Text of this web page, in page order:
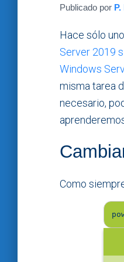
Publicado por
Hace sólo
Server 2019
Windows
misma tarea
necesario,
Como